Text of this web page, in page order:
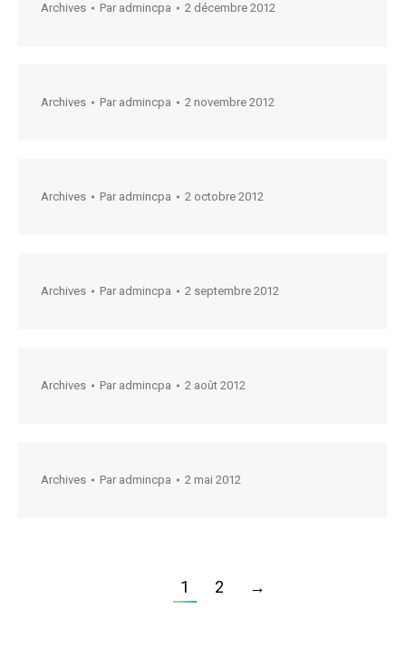
Archives Par admincpa 2 décembre 2012
Archives Par admincpa 2 novembre 2012
Archives Par admincpa 2 octobre 2012
Archives Par admincpa 2 septembre 2012
Archives Par admincpa 2 août 2012
Archives Par admincpa 2 mai 2012
1 2 →